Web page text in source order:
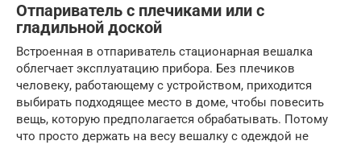
Отпариватель с плечиками или с
гладильной доской
Встроенная в отпариватель стационарная вешалка
облегчает эксплуатацию прибора. Без плечиков
человеку, работающему с устройством, приходится
выбирать подходящее место в доме, чтобы повесить
вещь, которую предполагается обрабатывать. Потому
что просто держать на весу вешалку с одеждой не